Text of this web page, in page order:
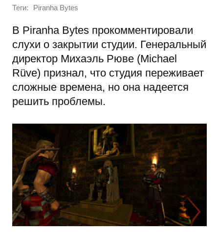
Теги: Piranha Bytes
В Piranha Bytes прокомментировали
слухи о закрытии студии. Генеральный
директор Михаэль Рюве (Michael
Rüve) признал, что студия переживает
сложные времена, но она надеется
решить проблемы.